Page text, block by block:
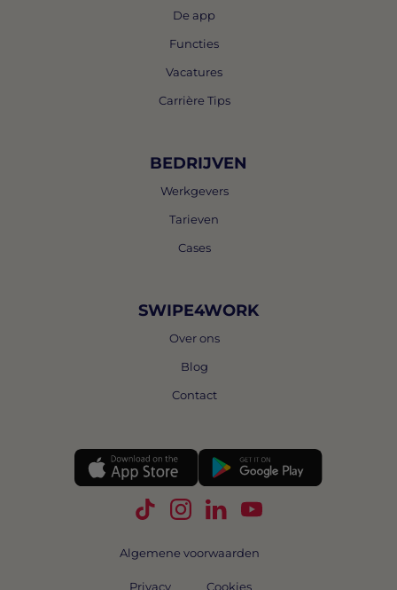
De app
Functies
Vacatures
Carrière Tips
BEDRIJVEN
Werkgevers
Tarieven
Cases
SWIPE4WORK
Over ons
Blog
Contact
Volg Swipe4Work op TikTok
Volg Swipe4Work op
Volg Swipe4Work op
Volg Swipe4Work
Algemene voorwaarden
Privacy Cookies